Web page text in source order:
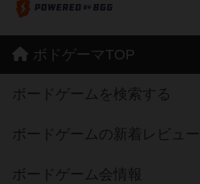
ボドゲーマTOP
ボードゲームを検索する
ボードゲームの新着レビュー
ボードゲーム会情報